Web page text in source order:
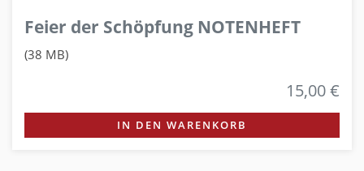
Feier der Schöpfung NOTENHEFT
(38 MB)
15,00 €
IN DEN WARENKORB